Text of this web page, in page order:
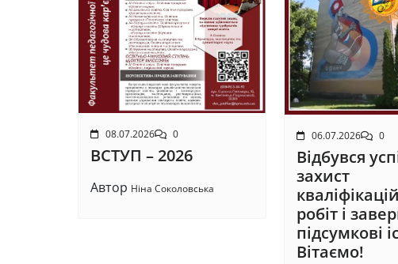
08.07.2026 0
ВСТУП – 2026
Автор Ніна Соколовська
06.07.2026 0
Відбувся
захист
робіт і
підсумкові
Вітаємо!